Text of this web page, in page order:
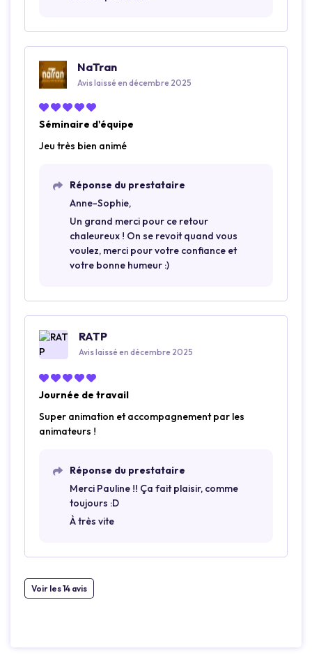
NaTran
Avis laissé en décembre 2025
Séminaire d'équipe
Jeu très bien animé
Réponse du prestataire
Anne-Sophie,
Un grand merci pour ce retour
chaleureux ! On se revoit quand vous
voulez, merci pour votre confiance et
votre bonne humeur :)
RATP
Avis laissé en décembre 2025
Journée de travail
Super animation et accompagnement par les
animateurs !
Réponse du prestataire
Merci Pauline !! Ça fait plaisir, comme
toujours :D
À très vite
Voir les 14 avis